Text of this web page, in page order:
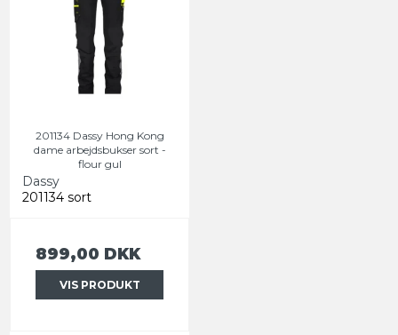
201134 Dassy Hong Kong
dame arbejdsbukser sort -
flour gul
Dassy
201134 sort
899,00 DKK
VIS PRODUKT